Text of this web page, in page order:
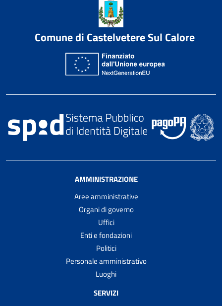
Comune di Castelvetere Sul Calore
AMMINISTRAZIONE
Aree amministrative
Organi di governo
Uffici
Enti e fondazioni
Politici
Personale amministrativo
Luoghi
SERVIZI